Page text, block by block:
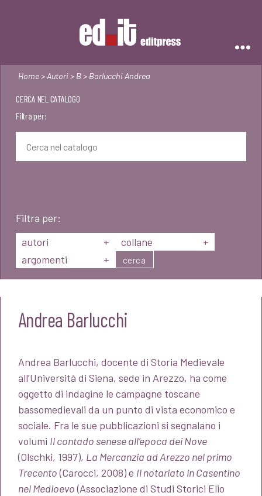
Home> Autori> B> Barlucchi Andrea
CERCA NEL CATALOGO
Filtra per:
Filtra per:
autori
+ collane
+
argomenti
+ cerca
Andrea Barlucchi
Andrea Barlucchi, docente di Storia Medievale
all’Università di Siena, sede in Arezzo, ha come
oggetto di indagine le campagne toscane
bassomedievali da un punto di vista economico e
sociale. Fra le sue pubblicazioni si segnalano i
volumi Il contado senese all’epoca dei Nove
(Olschki, 1997), La Mercanzia ad Arezzo nel primo
Trecento(Carocci, 2008) e Il notariato in Casentino
nel Medioevo(Associazione di Studi Storici Elio